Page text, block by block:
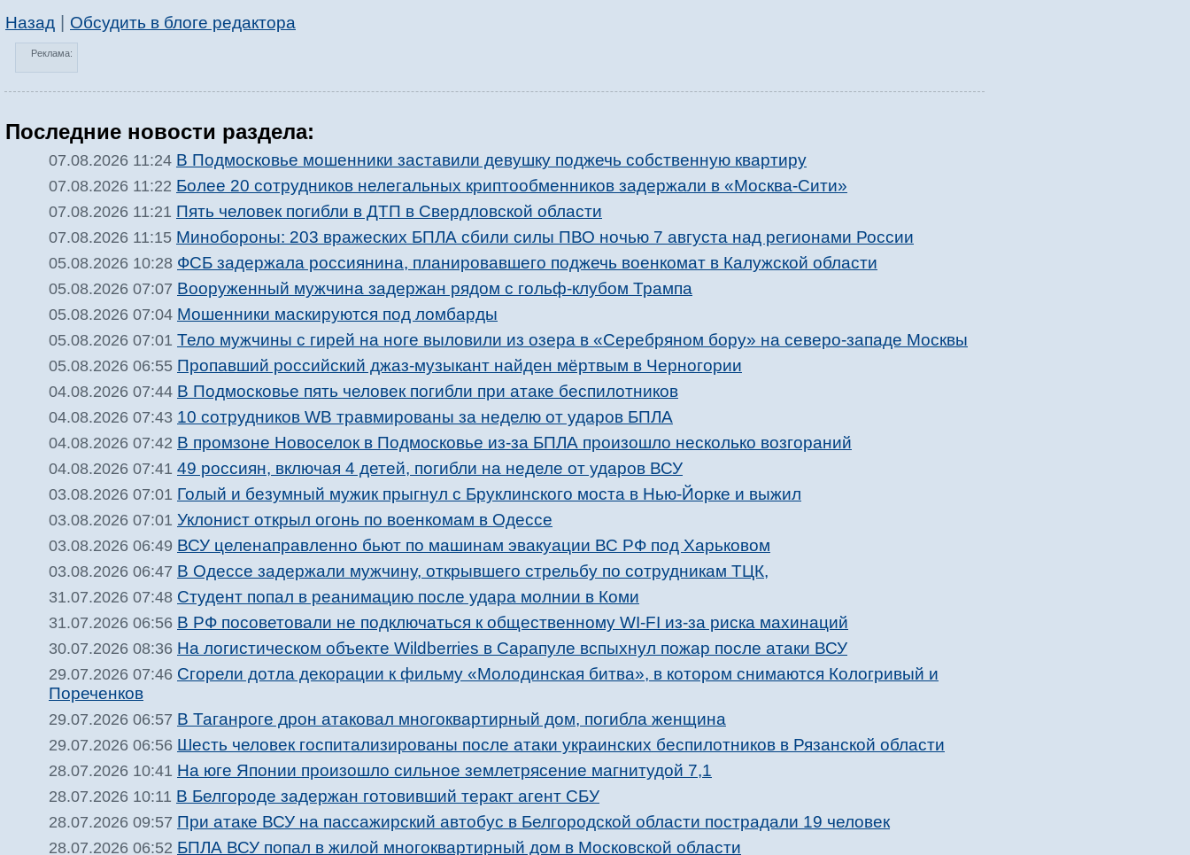
Назад Обсудить в блоге редактора
Реклама:
Последние новости раздела:
07.08.2026 11:24 В Подмосковье мошенники заставили девушку поджечь собственную квартиру
07.08.2026 11:22 Более 20 сотрудников нелегальных криптообменников задержали в «Москва-Сити»
07.08.2026 11:21 Пять человек погибли в ДТП в Свердловской области
07.08.2026 11:15 Минобороны: 203 вражеских БПЛА сбили силы ПВО ночью 7 августа над регионами России
05.08.2026 10:28 ФСБ задержала россиянина, планировавшего поджечь военкомат в Калужской области
05.08.2026 07:07 Вооруженный мужчина задержан рядом с гольф-клубом Трампа
05.08.2026 07:04 Мошенники маскируются под ломбарды
05.08.2026 07:01 Тело мужчины с гирей на ноге выловили из озера в «Серебряном бору» на северо-западе Москвы
05.08.2026 06:55 Пропавший российский джаз-музыкант найден мёртвым в Черногории
04.08.2026 07:44 В Подмосковье пять человек погибли при атаке беспилотников
04.08.2026 07:43 10 сотрудников WB травмированы за неделю от ударов БПЛА
04.08.2026 07:42 В промзоне Новоселок в Подмосковье из-за БПЛА произошло несколько возгораний
04.08.2026 07:41 49 россиян, включая 4 детей, погибли на неделе от ударов ВСУ
03.08.2026 07:01 Голый и безумный мужик прыгнул с Бруклинского моста в Нью-Йорке и выжил
03.08.2026 07:01 Уклонист открыл огонь по военкомам в Одессе
03.08.2026 06:49 ВСУ целенаправленно бьют по машинам эвакуации ВС РФ под Харьковом
03.08.2026 06:47 В Одессе задержали мужчину, открывшего стрельбу по сотрудникам ТЦК,
31.07.2026 07:48 Студент попал в реанимацию после удара молнии в Коми
31.07.2026 06:56 В РФ посоветовали не подключаться к общественному WI-FI из-за риска махинаций
30.07.2026 08:36 На логистическом объекте Wildberries в Сарапуле вспыхнул пожар после атаки ВСУ
29.07.2026 07:46 Сгорели дотла декорации к фильму «Молодинская битва», в котором снимаются Кологривый и
Пореченков
29.07.2026 06:57 В Таганроге дрон атаковал многоквартирный дом, погибла женщина
29.07.2026 06:56 Шесть человек госпитализированы после атаки украинских беспилотников в Рязанской области
28.07.2026 10:41 На юге Японии произошло сильное землетрясение магнитудой 7,1
28.07.2026 10:11 В Белгороде задержан готовивший теракт агент СБУ
28.07.2026 09:57 При атаке ВСУ на пассажирский автобус в Белгородской области пострадали 19 человек
28.07.2026 06:52 БПЛА ВСУ попал в жилой многоквартирный дом в Московской области